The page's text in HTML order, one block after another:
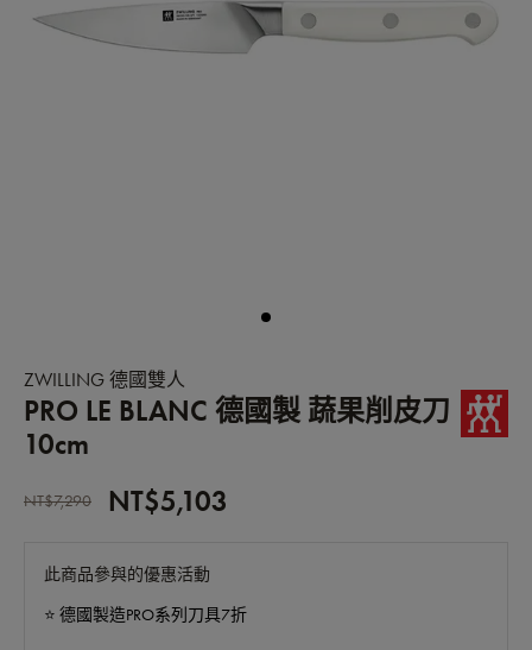
ZWILLING 德國雙人
PRO LE BLANC 德國製 蔬果削皮刀
10cm
NT$7,290 NT$5,103
此商品參與的優惠活動
⭐️ 德國製造PRO系列刀具7折